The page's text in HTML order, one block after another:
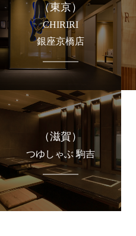
（東京）
CHIRIRI
銀座京橋店
（滋賀）
つゆしゃぶ 駒吉